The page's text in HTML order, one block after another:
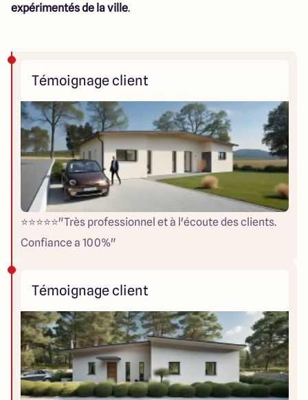
expérimentés de la ville.
Témoignage client
⭐️⭐️⭐️⭐️⭐️"Très professionnel et à l'écoute des clients.
Confiance a 100%"
Témoignage client